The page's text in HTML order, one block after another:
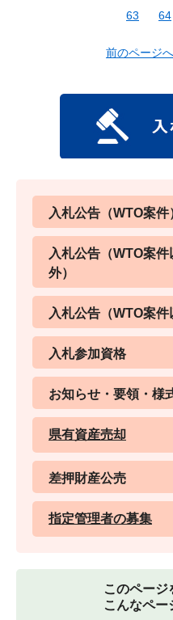
63
64
前のページへ
入札公告（WTO案件
入札公告（WTO案
外）
入札公告（WTO案件
入札参加資格
お知らせ・要領・様
県有資産売却
差押財産公売
指定管理者の募集
このページ
こんなペー